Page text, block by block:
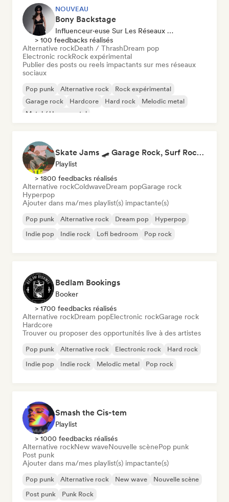
NOUVEAU
Bony Backstage
Influenceur·euse Sur Les Réseaux Sociaux
> 100 feedbacks réalisés
Alternative rockDeath / ThrashDream pop
Electronic rockRock expérimental
Publier des posts ou reels impactants sur mes réseaux
sociaux
Pop punk Alternative rock
Rock expérimental
Garage rock
Hardcore Hard rock
Melodic metal
Metal / Heavy metal
Skate Jams 🛹 Garage Rock, Surf Rock & Neo-Psych
Playlist
> 1800 feedbacks réalisés
Alternative rockColdwaveDream popGarage rock
Hyperpop
Ajouter dans ma/mes playlist(s) impactante(s)
Pop punk Alternative rock Dream pop
Hyperpop
Indie pop
Indie rock Lofi bedroom Pop rock
Bedlam Bookings
Booker
> 1700 feedbacks réalisés
Alternative rockDream popElectronic rockGarage rock
Hardcore
Trouver ou proposer des opportunités live à des artistes
Pop punk Alternative rock Electronic rock
Hard rock
Indie pop
Indie rock Melodic metal Pop rock
Smash the Cis-tem
Playlist
> 1000 feedbacks réalisés
Alternative rockNew waveNouvelle scènePop punk
Post punk
Ajouter dans ma/mes playlist(s) impactante(s)
Pop punk Alternative rock New wave
Nouvelle scène
Post punk
Punk Rock